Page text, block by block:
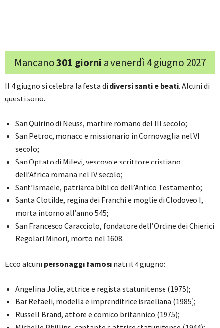
Mancano301 giorni a venerdì 4 giugno 2027
Il 4 giugno si celebra la festa di diversi santi e beati. Alcuni di
questi sono:
San Quirino di Neuss, martire romano del III secolo;
San Petroc, monaco e missionario in Cornovaglia nel VI
secolo;
San Optato di Milevi, vescovo e scrittore cristiano
dell’Africa romana nel IV secolo;
Sant’Ismaele, patriarca biblico dell’Antico Testamento;
Santa Clotilde, regina dei Franchi e moglie di Clodoveo I,
morta intorno all’anno 545;
San Francesco Caracciolo, fondatore dell’Ordine dei Chierici
Regolari Minori, morto nel 1608.
Ecco alcuni personaggi famosi nati il 4 giugno:
Angelina Jolie, attrice e regista statunitense (1975);
Bar Refaeli, modella e imprenditrice israeliana (1985);
Russell Brand, attore e comico britannico (1975);